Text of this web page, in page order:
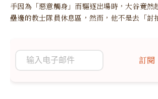
手因為「惡意觸身」而驅逐出場時，大谷竟然
壘邊的教士隊員休息區，然而，他不是去「討
訂閱